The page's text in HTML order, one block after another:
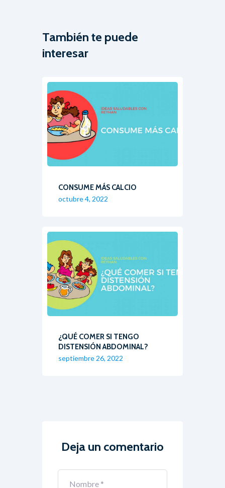
También te puede
interesar
CONSUME MÁS CALCIO
octubre 4, 2022
¿QUÉ COMER SI TENGO
DISTENSIÓN ABDOMINAL?
septiembre 26, 2022
Deja un comentario